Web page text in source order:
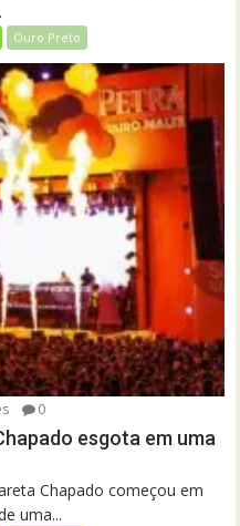
Ouro Preto
0
esgota em uma
Chapado começou em
uma...